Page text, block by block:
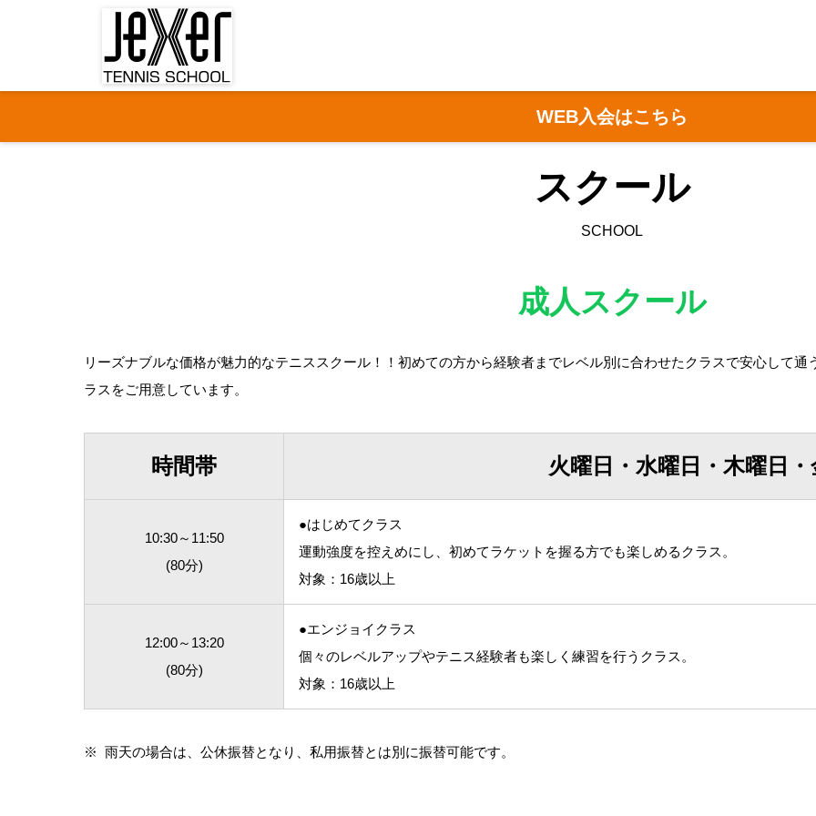
WEB入会はこちら
駅ちかで通いやすい【ジェクサー・テニススクール】 ジェクサー・テニススクール 大井町
スクール
SCHOOL
成人スクール
リーズナブルな価格が魅力的なテニススクール！！初めての方から経験者までレベル別に合わせたクラスで安心して
ラスをご用意しています。
時間帯 火曜日・水曜日・木曜日
10:30～11:50
(80分)
●はじめてクラス
運動強度を控えめにし、初めてラケットを握る方でも楽しめるクラス。
対象：16歳以上
12:00～13:20
(80分)
●エンジョイクラス
個々のレベルアップやテニス経験者も楽しく練習を行うクラス。
対象：16歳以上
※ 雨天の場合は、公休振替となり、私用振替とは別に振替可能です。